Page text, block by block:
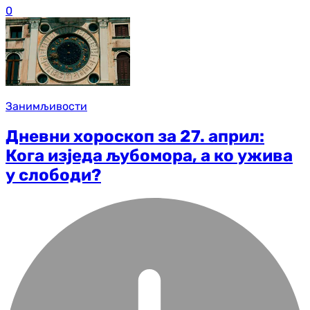
0
Занимљивости
Дневни хороскоп за 27. април:
Кога изједа љубомора, а ко ужива
у слободи?